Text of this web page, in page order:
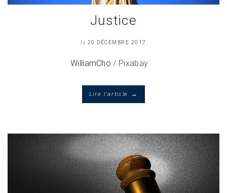
Justice
le 20 DÉCEMBRE 2017
WilliamCho / Pixabay
Lire l'article →